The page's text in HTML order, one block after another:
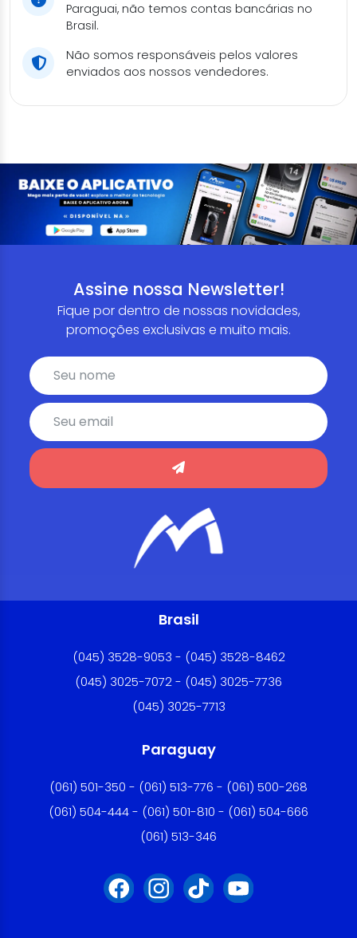
Paraguai, não temos contas bancárias no
Brasil.
Não somos responsáveis pelos valores
enviados aos nossos vendedores.
Assine nossa Newsletter!
Fique por dentro de nossas novidades,
promoções exclusivas e muito mais.
Brasil
(045) 3528-9053 - (045) 3528-8462
(045) 3025-7072 - (045) 3025-7736
(045) 3025-7713
Paraguay
(061) 501-350 - (061) 513-776 - (061) 500-268
(061) 504-444 - (061) 501-810 - (061) 504-666
(061) 513-346